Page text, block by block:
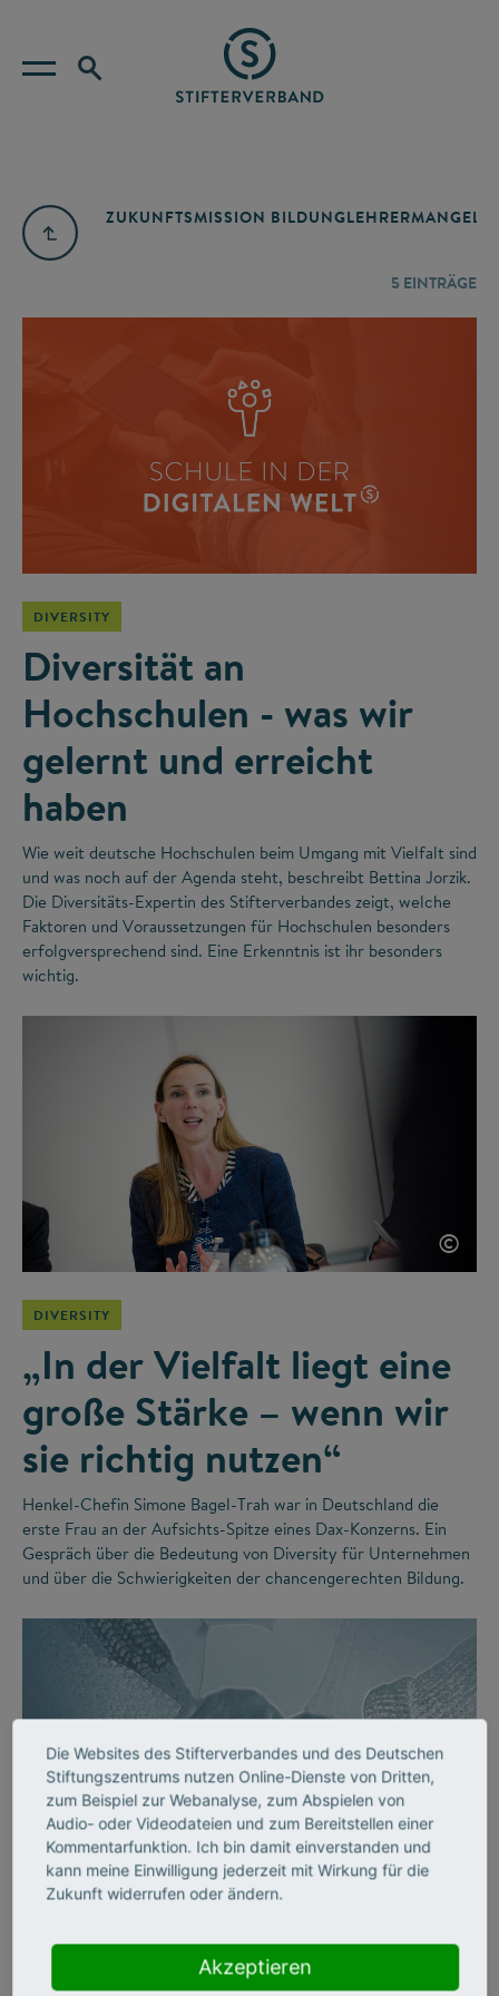
ZUKUNFTSMISSION BILDUNGLEHRERMANGEL
5 EINTRÄGE
DIVERSITY
Diversität an
Hochschulen - was wir
gelernt und erreicht
haben
Wie weit deutsche Hochschulen beim Umgang mit Vielfalt sind
und was noch auf der Agenda steht, beschreibt Bettina Jorzik.
Die Diversitäts-Expertin des Stifterverbandes zeigt, welche
Faktoren und Voraussetzungen für Hochschulen besonders
erfolgversprechend sind. Eine Erkenntnis ist ihr besonders
wichtig.
©
DIVERSITY
„In der Vielfalt liegt eine
große Stärke – wenn wir
sie richtig nutzen“
Henkel-Chefin Simone Bagel-Trah war in Deutschland die
erste Frau an der Aufsichts-Spitze eines Dax-Konzerns. Ein
Gespräch über die Bedeutung von Diversity für Unternehmen
und über die Schwierigkeiten der chancengerechten Bildung.
Vielfalt an Hochschulen
Die Websites des Stifterverbandes und des Deutschen
Stiftungszentrums nutzen Online-Dienste von Dritten,
zum Beispiel zur Webanalyse, zum Abspielen von
Audio- oder Videodateien und zum Bereitstellen einer
Kommentarfunktion. Ich bin damit einverstanden und
kann meine Einwilligung jederzeit mit Wirkung für die
Zukunft widerrufen oder ändern.
Akzeptieren